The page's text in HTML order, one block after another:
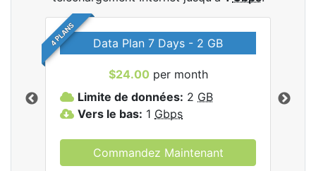
4 PLANS Data Plan 7 Days - 2 GB
$24.00 per month
Limite de données: 2 GB
Vers le bas: 1 Gbps
Commandez Maintenant